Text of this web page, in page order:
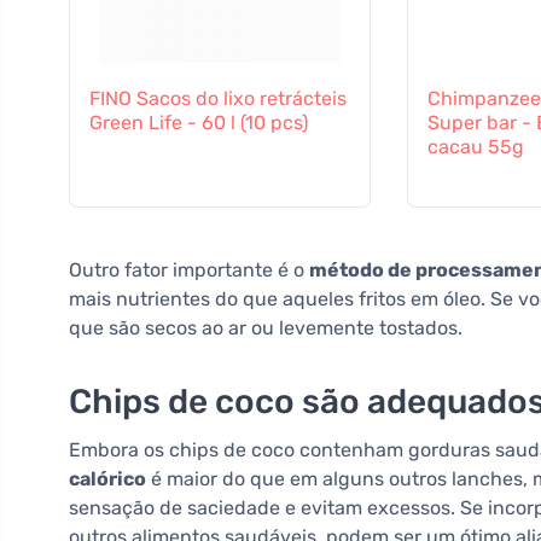
FINO Sacos do lixo retrácteis
Green Life - 60 l (10 pcs)
Super bar -
cacau 55g
Outro fator importante é o método de
mais nutrientes do que aqueles fritos em óleo. Se
que são secos ao ar ou levemente tostados.
Chips de coco são
Embora os chips de coco contenham gorduras
calórico é maior do que em alguns outros lanches,
sensação de saciedade e evitam excessos. Se